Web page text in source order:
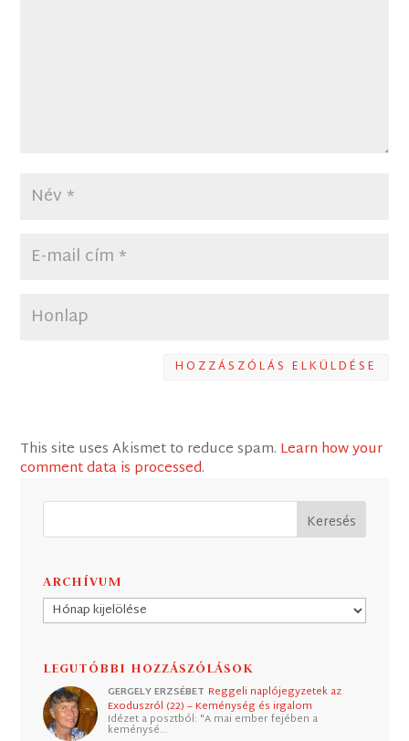
HOZZÁSZÓLÁS ELKÜLDÉSE
This site uses Akismet to reduce spam. Learn how your
comment data is processed.
ARCHÍVUM
Archívum
LEGUTÓBBI HOZZÁSZÓLÁSOK
GERGELY ERZSÉBET Reggeli naplójegyzetek az
Exoduszról (22) – Keménység és irgalom
Idézet a posztból: "A mai ember fejében a
keménysé…